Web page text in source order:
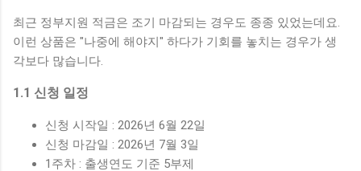
최근 정부지원 적금은 조기 마감되는 경우도 종종 있었는데요.
이런 상품은 "나중에 해야지" 하다가 기회를 놓치는 경우가 생
각보다 많습니다.
1.1 신청 일정
신청 시작일 : 2026년 6월 22일
신청 마감일 : 2026년 7월 3일
1주차 : 출생연도 기준 5부제